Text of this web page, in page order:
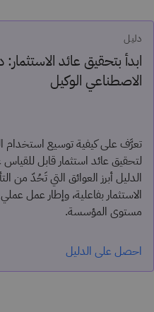
دليل
ابدأ بتحقيق عائد
الاصطناعي الوكيل
تعرَّف على كيفية توسيع استخدام
لتحقيق عائد استثمار قابل
الدليل أبرز العوائق التي تَحُدّ من
الاستثمار بفاعلية، وإطار عمل
مستوى المؤسسة.
احصل على الدليل